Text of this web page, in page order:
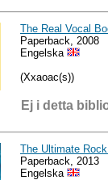
The Real Vocal
Paperback, 2008
Engelska
(Xxaoac(s))
Ej i detta
The Ultimate
Paperback, 2013
Engelska